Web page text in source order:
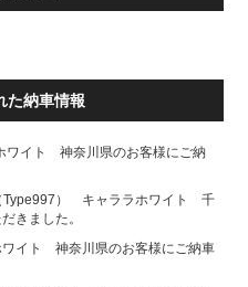
た納車情報
イト 神奈川県のお客様にご納
） キャララホワイト 千
きました。
ト 神奈川県のお客様にご納車